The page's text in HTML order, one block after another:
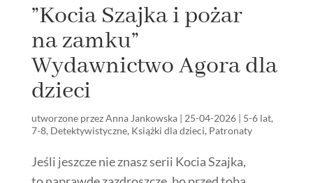
”Kocia Szajka i pożar
na zamku”
Wydawnictwo Agora dla
dzieci
utworzone przezAnna Jankowska| 25-04-2026| 5-6 lat,
7-8, Detektywistyczne, Książki dla dzieci, Patronaty
Jeśli jeszcze nie znasz serii Kocia Szajka,